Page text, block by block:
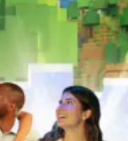
Restaurants
Kino